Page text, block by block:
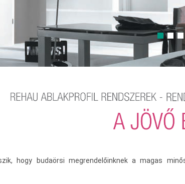
hogy budaörsi megrendelőinknek a magas